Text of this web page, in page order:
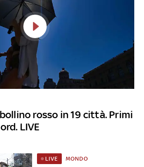
rosso in 19 città. Primi
LIVE
LIVE MONDO